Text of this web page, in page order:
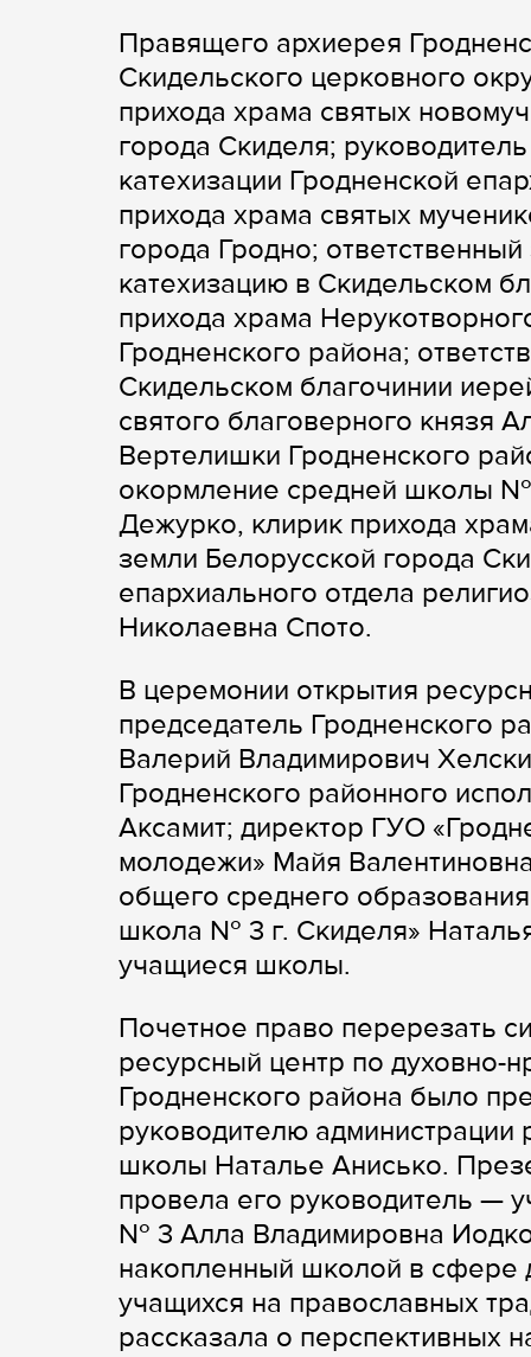
Правящего архиерея
Скидельского церковного
прихода храма святых
города Скиделя;
катехизации Гродненской
прихода храма святых
города Гродно;
катехизацию в Скидельском
прихода храма
Гродненского района;
Скидельском благочинии
святого благоверного князя
Вертелишки Гродненского
окормление средней школы
Дежурко, клирик прихода
земли Белорусской города
епархиального отдела
Николаевна Спото.
В церемонии открытия
председатель Гродненского
Валерий Владимирович
Гродненского районного
Аксамит; директор ГУО
молодежи» Майя
общего среднего
школа № 3 г. Скиделя»
учащиеся школы.
Почетное право перерезать
ресурсный центр по духовно-
Гродненского района было
руководителю
школы Наталье Анисько.
провела его руководитель —
№ 3 Алла Владимировна
накопленный школой в сфере
учащихся на православных
рассказала о перспективных